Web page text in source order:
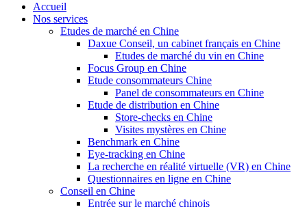
Accueil
Nos services
Etudes de marché en Chine
Daxue Conseil, un cabinet français en Chine
Etudes de marché du vin en Chine
Focus Group en Chine
Etude consommateurs Chine
Panel de consommateurs en Chine
Etude de distribution en Chine
Store-checks en Chine
Visites mystères en Chine
Benchmark en Chine
Eye-tracking en Chine
La recherche en réalité virtuelle (VR) en Chine
Questionnaires en ligne en Chine
Conseil en Chine
Entrée sur le marché chinois